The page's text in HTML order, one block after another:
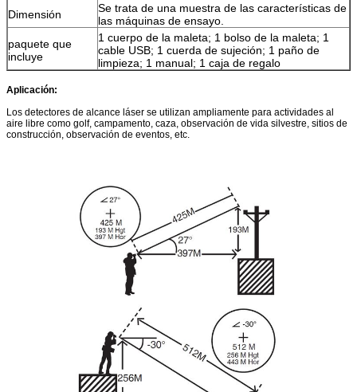
Dimensión
Se trata de una muestra de las características de
las máquinas de ensayo.
paquete que
incluye
1 cuerpo de la maleta; 1 bolso de la maleta; 1
cable USB; 1 cuerda de sujeción; 1 paño de
limpieza; 1 manual; 1 caja de regalo
Aplicación:
Los detectores de alcance láser se utilizan ampliamente para actividades al
aire libre como golf, campamento, caza, observación de vida silvestre, sitios de
construcción, observación de eventos, etc.